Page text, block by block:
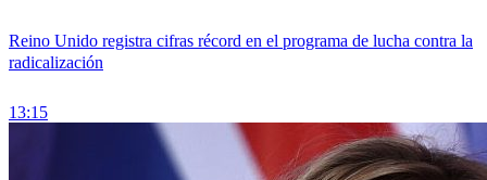
Reino Unido registra cifras récord en el programa de lucha contra la
radicalización
13:15